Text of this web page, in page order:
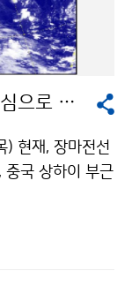
가장자리를 따
원영서북부, 경
200mm이상
관리에 철저히 대
곳으로 대피해야
예상강수량은
서북부 많은
장마전선 북상 중북부지방을 중심으로 집중호우
현재, 장마전선
중국 상하이 부근
지방에서 비가